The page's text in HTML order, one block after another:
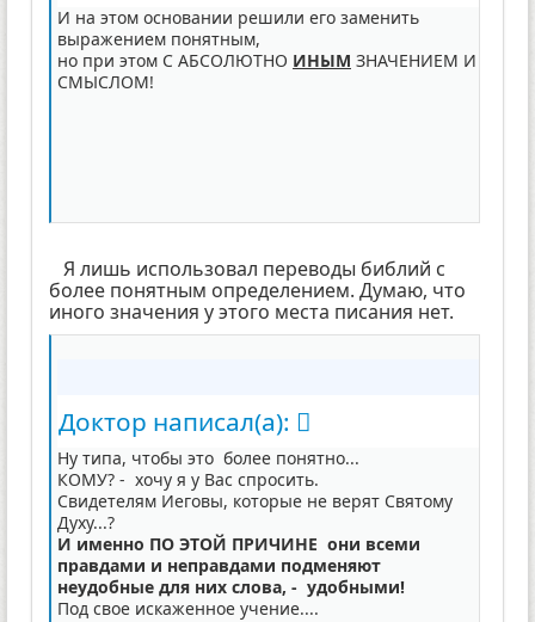
И на этом основании решили его заменить
выражением понятным,
но при этом С АБСОЛЮТНО ИНЫМ ЗНАЧЕНИЕМ И
СМЫСЛОМ!
Я лишь использовал переводы библий с
более понятным определением. Думаю, что
иного значения у этого места писания нет.
Доктор написал(а):
Ну типа, чтобы это более понятно...
КОМУ? - хочу я у Вас спросить.
Свидетелям Иеговы, которые не верят Святому
Духу...?
И именно ПО ЭТОЙ ПРИЧИНЕ они всеми
правдами и неправдами подменяют
неудобные для них слова, - удобными!
Под свое искаженное учение....